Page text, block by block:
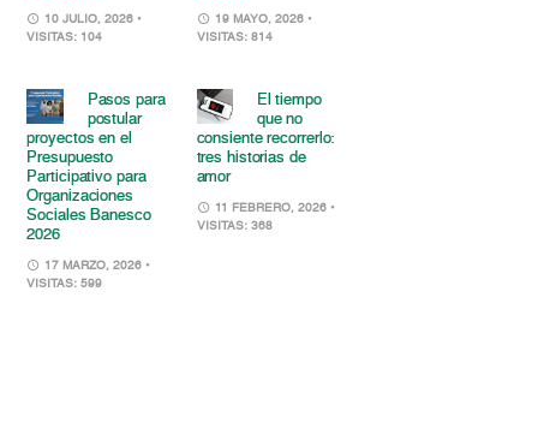
10 JULIO, 2026 •
VISITAS: 104
19 MAYO, 2026 •
VISITAS: 814
Pasos para
postular
proyectos en el
Presupuesto
Participativo para
Organizaciones
Sociales Banesco
2026
17 MARZO, 2026 •
VISITAS: 599
El tiempo
que no
consiente recorrerlo:
tres historias de
amor
11 FEBRERO, 2026 •
VISITAS: 368